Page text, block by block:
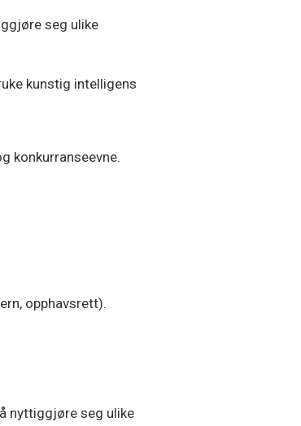
seg ulike
kunstig intelligens
konkurranseevne.
opphavsrett).
nyttiggjøre seg ulike